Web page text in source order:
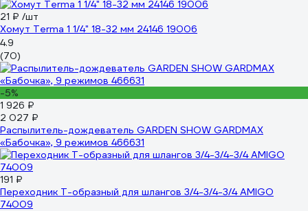
21 ₽ /шт
Хомут Terma 1 1/4" 18-32 мм 24146 19006
4.9
(70)
-5%
1 926 ₽
2 027 ₽
Распылитель-дождеватель GARDEN SHOW GARDMAX
«Бабочка», 9 режимов 466631
191 ₽
Переходник Т-образный для шлангов 3/4-3/4-3/4 AMIGO
74009